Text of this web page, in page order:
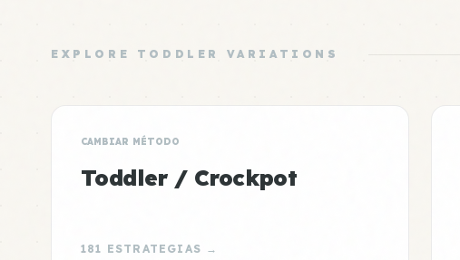
EXPLORE TODDLER VARIATIONS
CAMBIAR MÉTODO
Toddler / Crockpot
181 ESTRATEGIAS →